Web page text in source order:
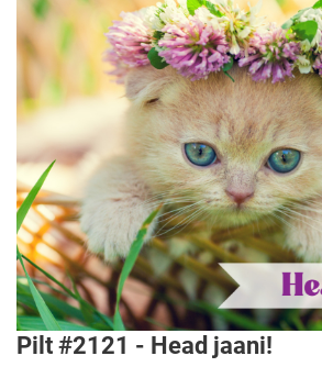
Pilt #2121 - Head jaani!